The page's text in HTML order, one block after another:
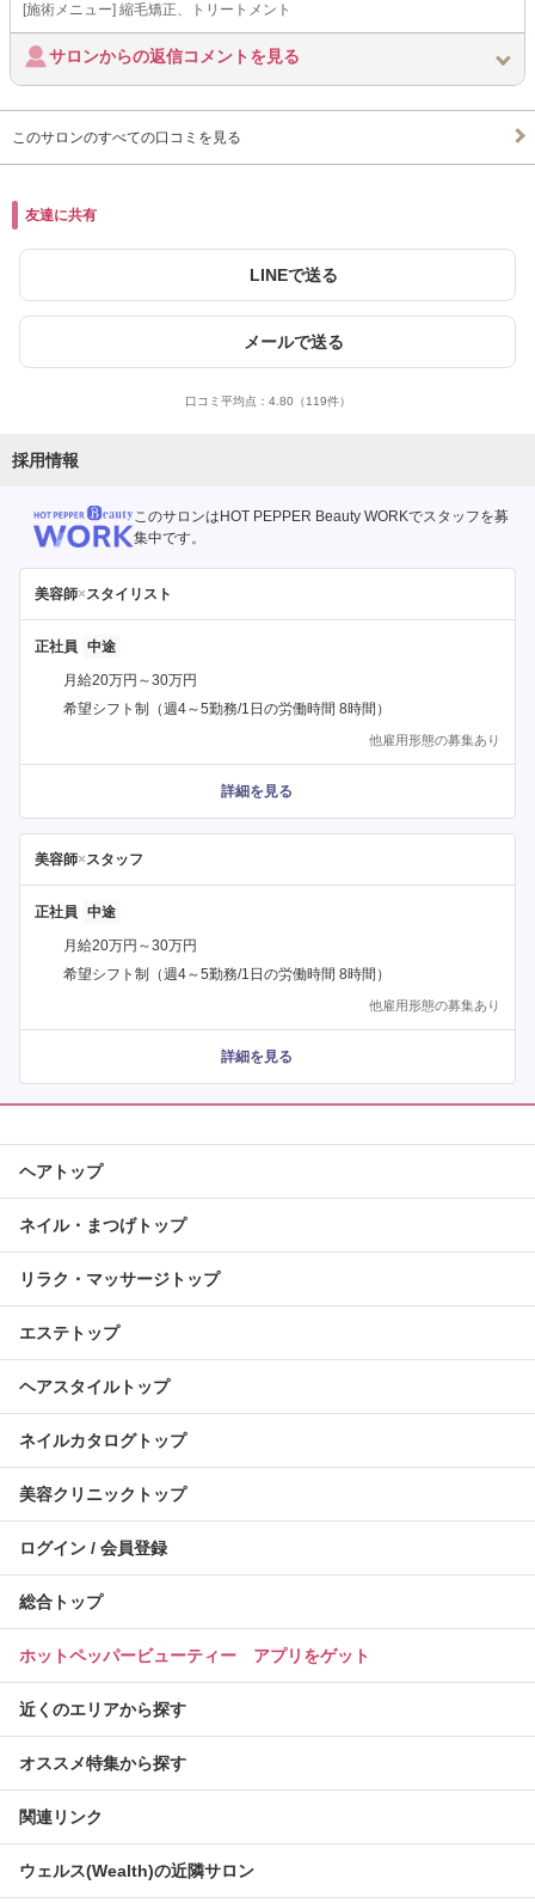
[施術メニュー] 縮毛矯正、トリートメント
サロンからの返信コメントを見る
このサロンのすべての口コミを見る
友達に共有
LINEで送る
メールで送る
口コミ平均点： 4.80 （119件）
採用情報
このサロンはHOT PEPPER Beauty WORKでスタッフを募
集中です。
美容師×スタイリスト
正社員
月給20万円～30万円
希望シフト制（週4～5勤務/1日の労働時間 8時間）
他雇用形態の募集あり
詳細を見る
美容師×スタッフ
正社員
月給20万円～30万円
希望シフト制（週4～5勤務/1日の労働時間 8時間）
他雇用形態の募集あり
詳細を見る
ヘアトップ
ネイル・まつげトップ
リラク・マッサージトップ
エステトップ
ヘアスタイルトップ
ネイルカタログトップ
美容クリニックトップ
ログイン / 会員登録
総合トップ
ホットペッパービューティー アプリをゲット
近くのエリアから探す
オススメ特集から探す
関連リンク
ウェルス(Wealth)の近隣サロン